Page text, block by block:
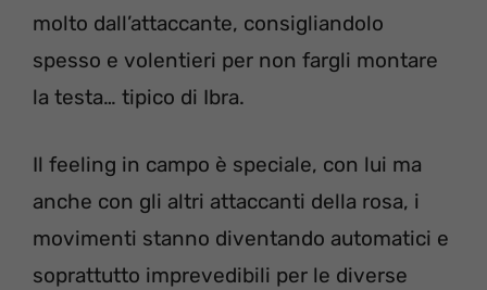
molto dall’attaccante, consigliandolo
spesso e volentieri per non fargli montare
la testa… tipico di Ibra.
Il feeling in campo è speciale, con lui ma
anche con gli altri attaccanti della rosa, i
movimenti stanno diventando automatici e
soprattutto imprevedibili per le diverse